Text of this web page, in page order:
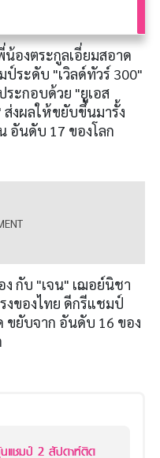
องตระกูลเอี่ยมสอาด
ระดับ "เวิลด์ทัวร์ 300"
ระกอบด้วย "ยูเอส
งผลให้ขยับขึ้นมารั้ง
อันดับ 17 ของโลก
กับ "เจน" เฌอย์นิชา
ของไทย ดีกรีแชมป์
ขยับจาก อันดับ 16 ของ
แชมป์ 2 สัปดาห์ติด